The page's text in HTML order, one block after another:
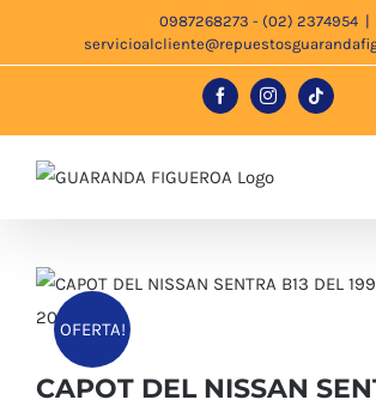
0987268273 - (02) 2374954 |
FacebookInstagramTiktok
OFERTA!
CAPOT DEL NISSAN